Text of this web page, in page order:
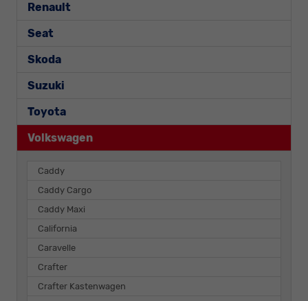
Renault
Seat
Skoda
Suzuki
Toyota
Volkswagen
Caddy
Caddy Cargo
Caddy Maxi
California
Caravelle
Crafter
Crafter Kastenwagen